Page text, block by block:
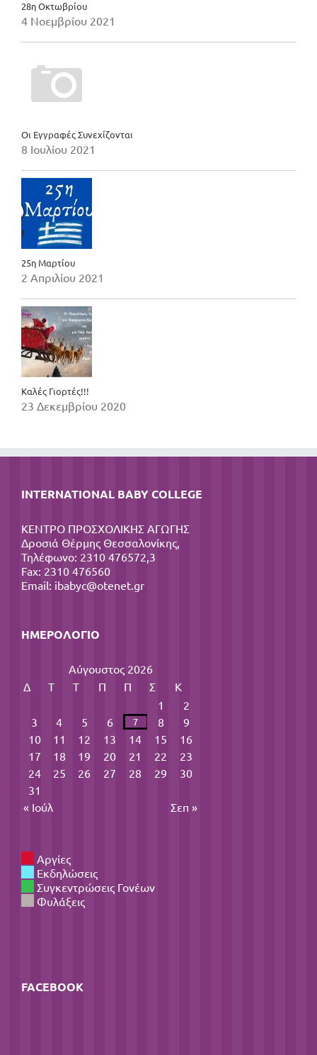
28η Οκτωβρίου
4 Νοεμβρίου 2021
Οι Εγγραφές Συνεχίζονται
8 Ιουλίου 2021
25η Μαρτίου
2 Απριλίου 2021
Καλές Γιορτές!!!
23 Δεκεμβρίου 2020
INTERNATIONAL BABY COLLEGE
ΚΕΝΤΡΟ ΠΡΟΣΧΟΛΙΚΗΣ ΑΓΩΓΗΣ
Δροσιά Θέρμης Θεσσαλονίκης,
Τηλέφωνο: 2310 476572,3
Fax: 2310 476560
Email: ibabyc@otenet.gr
ΗΜΕΡΟΛΌΓΙΟ
Αύγουστος 2026
Δ
Τ Τ Π Π Σ
Κ
1
2
3
4 5 6 7 8
9
10
11 12 13 14 15
16
17
18 19 20 21 22
23
24
25 26 27 28 29
30
31
« Ιούλ
Σεπ »
Αργίες
Εκδηλώσεις
Συγκεντρώσεις Γονέων
Φυλάξεις
FACEBOOK